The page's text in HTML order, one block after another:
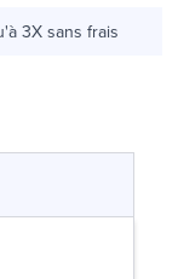
3X sans frais